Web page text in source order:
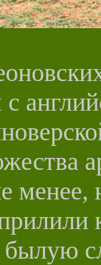
менее,
былую